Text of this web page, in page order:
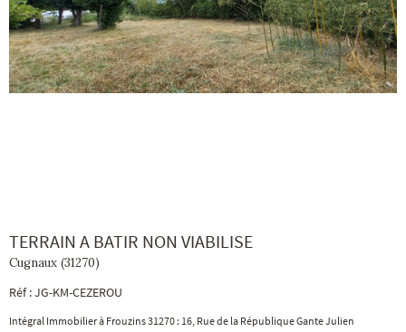
TERRAIN A BATIR NON VIABILISE
Cugnaux (31270)
Réf : JG-KM-CEZEROU
Intégral Immobilier à Frouzins 31270 : 16, Rue de la République Gante Julien